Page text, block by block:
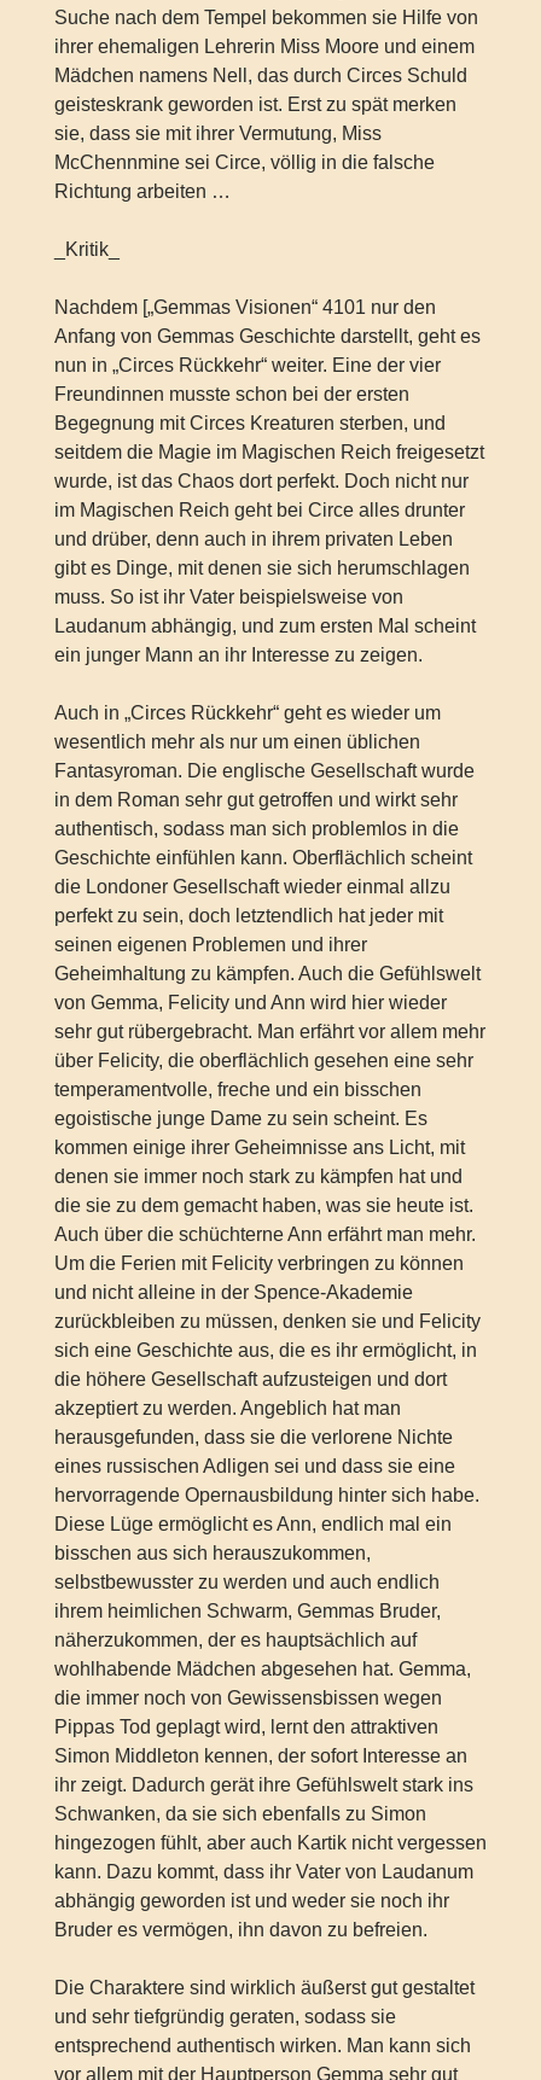
Suche nach dem Tempel bekommen sie Hilfe von
ihrer ehemaligen Lehrerin Miss Moore und einem
Mädchen namens Nell, das durch Circes Schuld
geisteskrank geworden ist. Erst zu spät merken
sie, dass sie mit ihrer Vermutung, Miss
McChennmine sei Circe, völlig in die falsche
Richtung arbeiten …
_Kritik_
Nachdem [„Gemmas Visionen“ 4101 nur den
Anfang von Gemmas Geschichte darstellt, geht es
nun in „Circes Rückkehr“ weiter. Eine der vier
Freundinnen musste schon bei der ersten
Begegnung mit Circes Kreaturen sterben, und
seitdem die Magie im Magischen Reich freigesetzt
wurde, ist das Chaos dort perfekt. Doch nicht nur
im Magischen Reich geht bei Circe alles drunter
und drüber, denn auch in ihrem privaten Leben
gibt es Dinge, mit denen sie sich herumschlagen
muss. So ist ihr Vater beispielsweise von
Laudanum abhängig, und zum ersten Mal scheint
ein junger Mann an ihr Interesse zu zeigen.
Auch in „Circes Rückkehr“ geht es wieder um
wesentlich mehr als nur um einen üblichen
Fantasyroman. Die englische Gesellschaft wurde
in dem Roman sehr gut getroffen und wirkt sehr
authentisch, sodass man sich problemlos in die
Geschichte einfühlen kann. Oberflächlich scheint
die Londoner Gesellschaft wieder einmal allzu
perfekt zu sein, doch letztendlich hat jeder mit
seinen eigenen Problemen und ihrer
Geheimhaltung zu kämpfen. Auch die Gefühlswelt
von Gemma, Felicity und Ann wird hier wieder
sehr gut rübergebracht. Man erfährt vor allem mehr
über Felicity, die oberflächlich gesehen eine sehr
temperamentvolle, freche und ein bisschen
egoistische junge Dame zu sein scheint. Es
kommen einige ihrer Geheimnisse ans Licht, mit
denen sie immer noch stark zu kämpfen hat und
die sie zu dem gemacht haben, was sie heute ist.
Auch über die schüchterne Ann erfährt man mehr.
Um die Ferien mit Felicity verbringen zu können
und nicht alleine in der Spence-Akademie
zurückbleiben zu müssen, denken sie und Felicity
sich eine Geschichte aus, die es ihr ermöglicht, in
die höhere Gesellschaft aufzusteigen und dort
akzeptiert zu werden. Angeblich hat man
herausgefunden, dass sie die verlorene Nichte
eines russischen Adligen sei und dass sie eine
hervorragende Opernausbildung hinter sich habe.
Diese Lüge ermöglicht es Ann, endlich mal ein
bisschen aus sich herauszukommen,
selbstbewusster zu werden und auch endlich
ihrem heimlichen Schwarm, Gemmas Bruder,
näherzukommen, der es hauptsächlich auf
wohlhabende Mädchen abgesehen hat. Gemma,
die immer noch von Gewissensbissen wegen
Pippas Tod geplagt wird, lernt den attraktiven
Simon Middleton kennen, der sofort Interesse an
ihr zeigt. Dadurch gerät ihre Gefühlswelt stark ins
Schwanken, da sie sich ebenfalls zu Simon
hingezogen fühlt, aber auch Kartik nicht vergessen
kann. Dazu kommt, dass ihr Vater von Laudanum
abhängig geworden ist und weder sie noch ihr
Bruder es vermögen, ihn davon zu befreien.
Die Charaktere sind wirklich äußerst gut gestaltet
und sehr tiefgründig geraten, sodass sie
entsprechend authentisch wirken. Man kann sich
vor allem mit der Hauptperson Gemma sehr gut